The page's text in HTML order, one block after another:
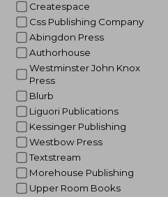
Createspace
Css Publishing Company
Abingdon Press
Authorhouse
Westminster John Knox
Press
Blurb
Liguori Publications
Kessinger Publishing
Westbow Press
Textstream
Morehouse Publishing
Upper Room Books